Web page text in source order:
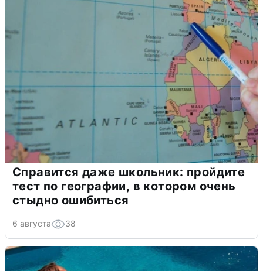
Справится даже школьник: пройдите
тест по географии, в котором очень
стыдно ошибиться
6 августа 38